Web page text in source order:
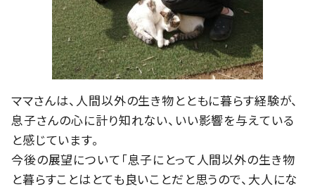
ママさんは、人間以外の生き物とともに暮らす経験が、
息子さんの心に計り知れない、いい影響を与えている
と感じています。
今後の展望について「息子にとって人間以外の生き物
と暮らすことはとても良いことだと思うので、大人にな